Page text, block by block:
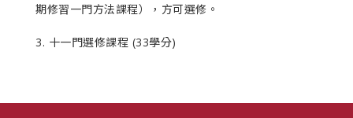
期修習一門方法課程），方可選修。
3. 十一門選修課程 (33學分)